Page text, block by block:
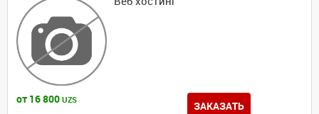
от 16 800 UZS
ЗАКАЗАТЬ